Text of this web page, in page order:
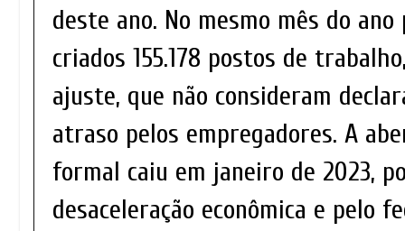
deste ano. No mesmo mês do
criados 155.178 postos de
ajuste, que não consideram
atraso pelos empregadores. A
formal caiu em janeiro de 2023,
desaceleração econômica e pelo